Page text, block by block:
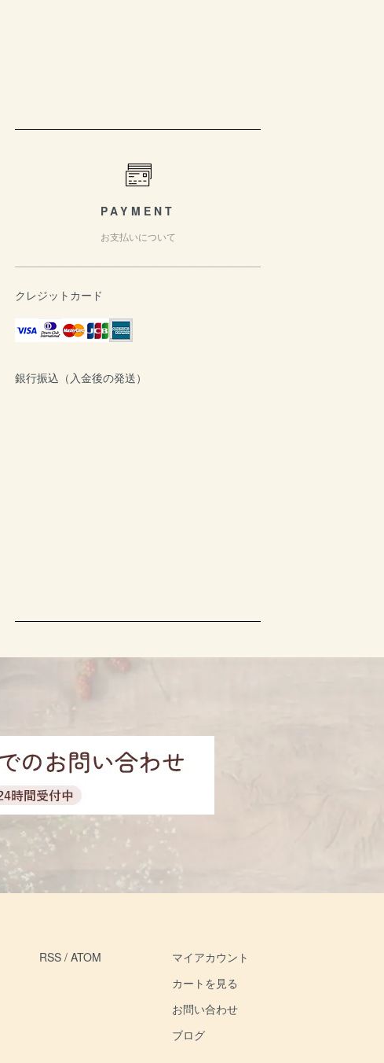
PAYMENT
お支払いについて
クレジットカード
銀行振込（入金後の発送）
RSS / ATOM
マイアカウント
カートを見る
お問い合わせ
ブログ